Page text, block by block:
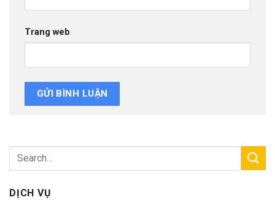
Trang web
DỊCH VỤ